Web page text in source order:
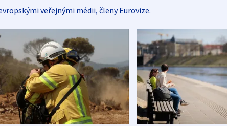
veřejnými médii, členy Eurovize.